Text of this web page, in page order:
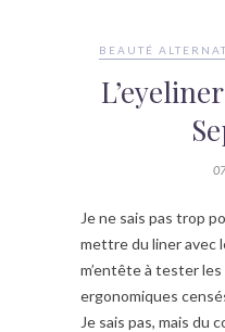
BEAUTÉ
Je ne sais pas trop
mettre du liner avec
m’entête à tester
ergonomiques
Je sais pas, mais du